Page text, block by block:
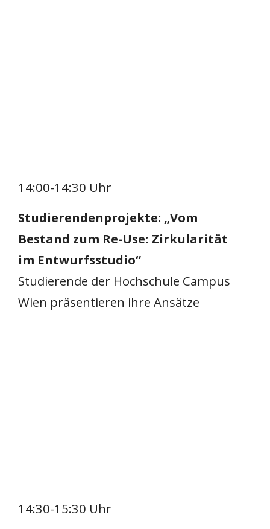
14:00-14:30 Uhr
Studierendenprojekte: „Vom
Bestand zum Re-Use: Zirkularität
im Entwurfsstudio“
Studierende der Hochschule Campus
Wien präsentieren ihre Ansätze
14:30-15:30 Uhr